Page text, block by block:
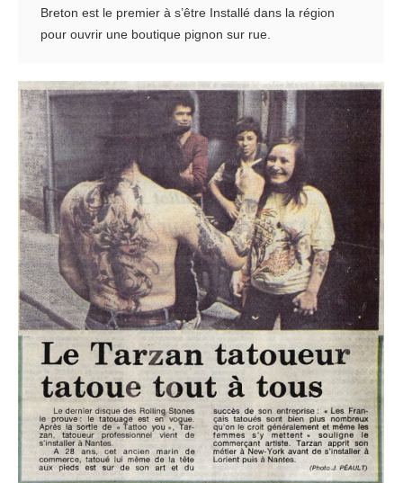
Breton est le premier à s’être Installé dans la région
pour ouvrir une boutique pignon sur rue.